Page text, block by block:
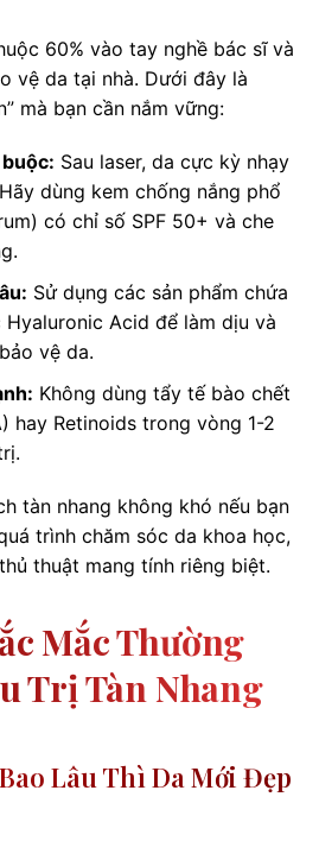
60% vào tay nghề bác sĩ và
vệ da tại nhà. Dưới đây là
mà bạn cần nắm vững:
Sau laser, da cực kỳ nhạy
dùng kem chống nắng phổ
có chỉ số SPF 50+ và che
Sử dụng các sản phẩm chứa
Hyaluronic Acid để làm dịu và
vệ da.
Không dùng tẩy tế bào chết
hay Retinoids trong vòng 1-2
tàn nhang không khó nếu bạn
trình chăm sóc da khoa học,
thuật mang tính riêng biệt.
Mắc Thường
Trị Tàn Nhang
Lâu Thì Da Mới Đẹp